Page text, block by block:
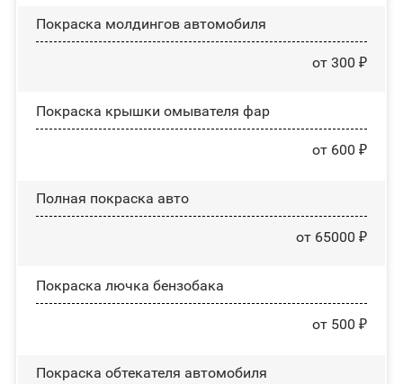
Покраска молдингов автомобиля
от 300 ₽
Покраска крышки омывателя фар
от 600 ₽
Полная покраска авто
от 65000 ₽
Покраска лючка бензобака
от 500 ₽
Покраска обтекателя автомобиля